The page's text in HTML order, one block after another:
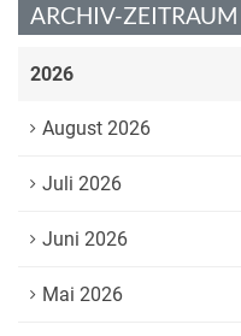
ARCHIV-ZEITRAUM
2026
August 2026
Juli 2026
Juni 2026
Mai 2026